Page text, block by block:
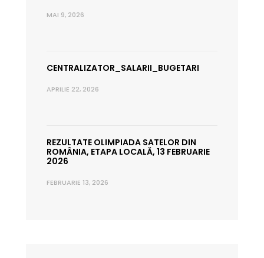
MAI 9, 2026
CENTRALIZATOR_SALARII_BUGETARI
APRILIE 22, 2026
REZULTATE OLIMPIADA SATELOR DIN
ROMÂNIA, ETAPA LOCALĂ, 13 FEBRUARIE
2026
FEBRUARIE 13, 2026